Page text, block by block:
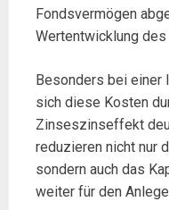
Fondsvermögen
Wertentwicklung
Besonders bei einer
sich diese Kosten
Zinseszinseffekt
reduzieren nicht nur
sondern auch das
weiter für den